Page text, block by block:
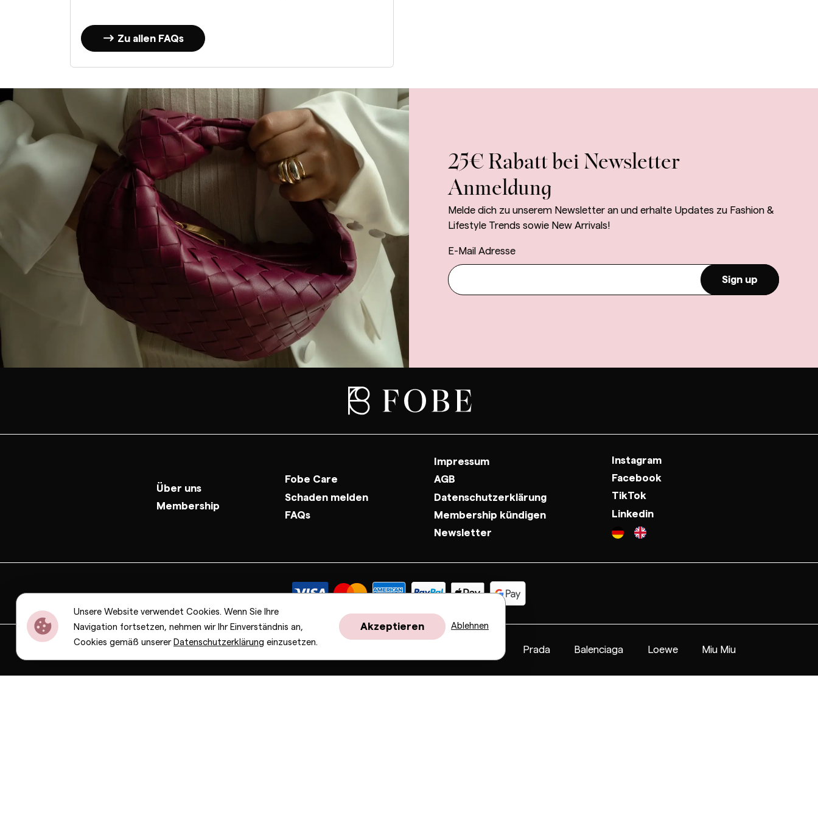
Zu allen FAQs
25€ Rabatt bei Newsletter
Anmeldung
Melde dich zu unserem Newsletter an und erhalte Updates zu Fashion &
Lifestyle Trends sowie New Arrivals!
E-Mail Adresse
Sign up
Über uns
Membership
Fobe Care
Schaden melden
FAQs
Impressum
AGB
Datenschutzerklärung
Membership kündigen
Newsletter
Instagram
Facebook
TikTok
Linkedin
Bottega Veneta Celine Prada Balenciaga Loewe Miu Miu
Unsere Website verwendet Cookies. Wenn Sie Ihre
Navigation fortsetzen, nehmen wir Ihr Einverständnis an,
Cookies gemäß unserer Datenschutzerklärung einzusetzen.
Akzeptieren Ablehnen